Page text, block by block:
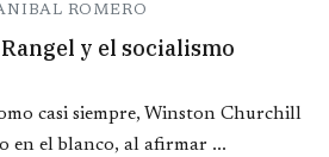
ROMERO
y el socialismo
casi siempre, Winston Churchill
en el blanco, al afirmar ...